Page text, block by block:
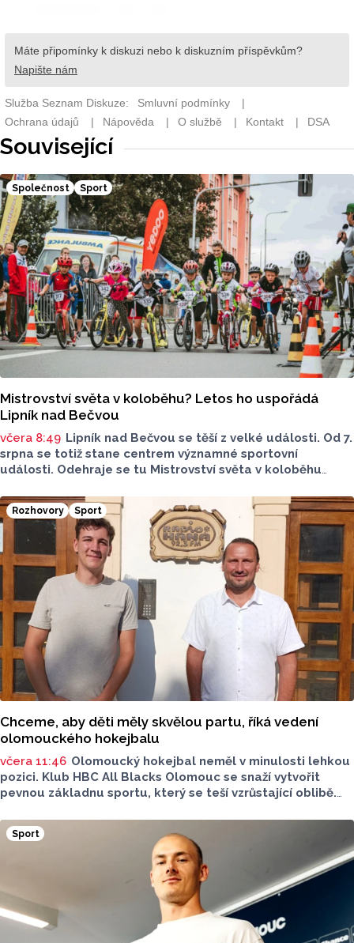
Související
Společnost Sport
Mistrovství světa v koloběhu? Letos ho uspořádá
Lipník nad Bečvou
včera 8:49 Lipník nad Bečvou se těší z velké události. Od 7.
srpna se totiž stane centrem významné sportovní
události. Odehraje se tu Mistrovství světa v koloběhu
budou poměřovat v atraktivních disciplínách.
Reprezentovat budou i místní závodníci v čele
s úřadujícím mistrem světa Romanem Matyášem.
Rozhovory Sport
Chceme, aby děti měly skvělou partu, říká vedení
olomouckého hokejbalu
včera 11:46 Olomoucký hokejbal neměl v minulosti lehkou
pozici. Klub HBC All Blacks Olomouc se snaží vytvořit
pevnou základnu sportu, který se teší vzrůstající oblibě.
vybudovat vlastní zázemí - to je olomoucký hokejbal.
O tom, jak vznikal klub od nuly, proč je důležitější kolektiv
než výsledky a co podle nich dnes děti skutečně motivuje
ke sportu, promluvili v rozhovoru pro Report předseda
klubu a trenér mládeže Petr Hanák a trenér přípravky
Tomáš Martinek.
Sport